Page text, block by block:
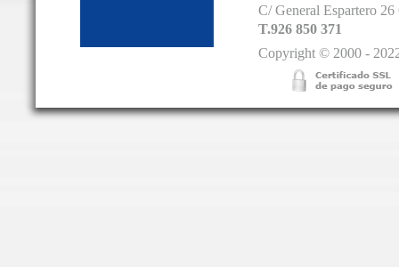
C/ General Espartero
T.926 850 371
Copyright © 2000 -